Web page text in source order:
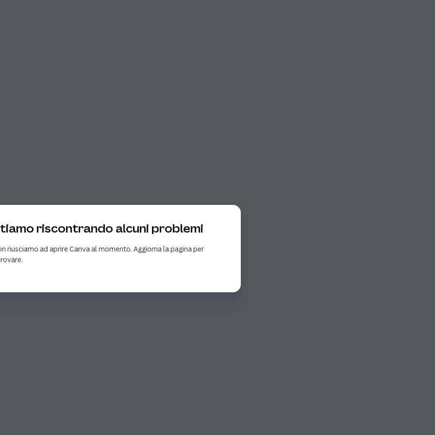
riscontrando alcuni problemi
riusciamo ad aprire Canva al momento. Aggiorna la pagina per